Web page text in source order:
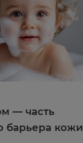
— часть
барьера кожи